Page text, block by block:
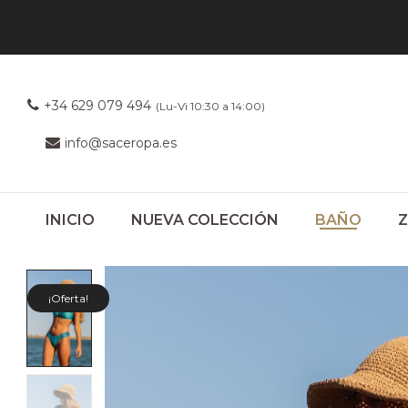
+34 629 079 494 (Lu-Vi 10:30 a 14:00)
info@saceropa.es
INICIO NUEVA COLECCIÓN BAÑO
¡Oferta!